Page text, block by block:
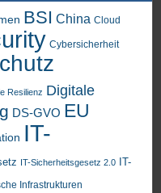
BSI China Cloud
Cybersicherheit
Resilienz Digitale
DS-GVO EU
IT-
IT-Sicherheitsgesetz 2.0 IT-
Infrastrukturen